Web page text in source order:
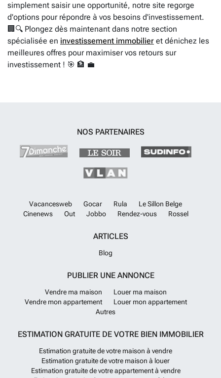
simplement saisir une opportunité, notre site regorge
d'options pour répondre à vos besoins d'investissement.
🏢🔍 Plongez dès maintenant dans notre section
spécialisée en investissement immobilier et dénichez les
meilleures offres pour maximiser vos retours sur
investissement ! 🎯 🏦 💼
NOS PARTENAIRES
Vacancesweb Gocar Rula
Le Sillon Belge
Cinenews
Out Jobbo Rendez-vous Rossel
ARTICLES
Blog
PUBLIER UNE ANNONCE
Vendre ma maison
Louer ma maison
Vendre mon appartement
Louer mon appartement
Autres
ESTIMATION GRATUITE DE VOTRE BIEN IMMOBILIER
Estimation gratuite de votre maison à vendre
Estimation gratuite de votre maison à louer
Estimation gratuite de votre appartement à vendre